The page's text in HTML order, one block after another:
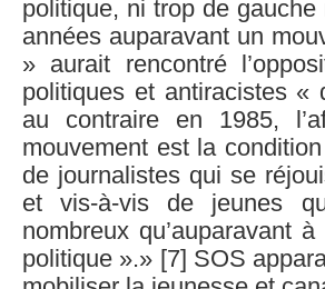
politique, ni trop de
années auparavant un
» aurait rencontré
politiques et antiracistes
au contraire en 1985,
mouvement est la
de journalistes qui se
et vis-à-vis de jeunes
nombreux qu’auparavant
politique ».» [7] SOS